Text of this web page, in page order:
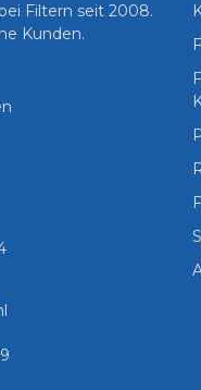
Filtern seit 2008.
Kunden.